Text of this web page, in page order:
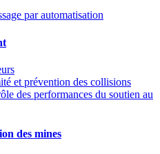
par automatisation
et prévention des collisions
des performances du soutien au
des mines